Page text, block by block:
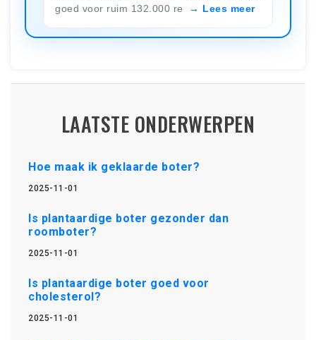
goed voor ruim 132.000 re
Lees meer
LAATSTE ONDERWERPEN
Hoe maak ik geklaarde boter?
2025-11-01
Is plantaardige boter gezonder dan
roomboter?
2025-11-01
Is plantaardige boter goed voor
cholesterol?
2025-11-01